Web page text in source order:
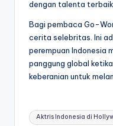
dengan talenta terbaik
Bagi pembaca Go-
cerita selebritas. Ini
perempuan Indonesia
panggung global
keberanian untuk
Tags:
Aktris Indonesia di